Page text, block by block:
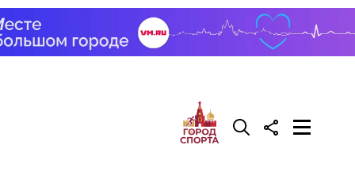
важно
же как и